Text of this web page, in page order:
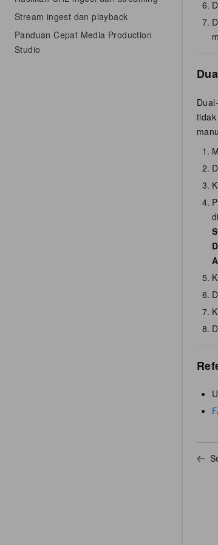
Stream ingest dan playback
Panduan Cepat Media Production
Studio